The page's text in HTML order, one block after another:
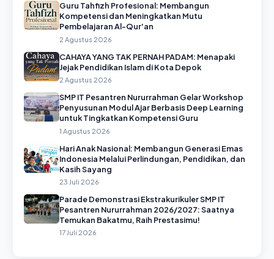
Guru Tahfizh Profesional: Membangun
Kompetensi dan Meningkatkan Mutu
Pembelajaran Al-Qur'an
2 Agustus 2026
CAHAYA YANG TAK PERNAH PADAM: Menapaki
Jejak Pendidikan Islam di Kota Depok
2 Agustus 2026
SMP IT Pesantren Nururrahman Gelar Workshop
Penyusunan Modul Ajar Berbasis Deep Learning
untuk Tingkatkan Kompetensi Guru
1 Agustus 2026
Hari Anak Nasional: Membangun Generasi Emas
Indonesia Melalui Perlindungan, Pendidikan, dan
Kasih Sayang
23 Juli 2026
Parade Demonstrasi Ekstrakurikuler SMP IT
Pesantren Nururrahman 2026/2027: Saatnya
Temukan Bakatmu, Raih Prestasimu!
17 Juli 2026